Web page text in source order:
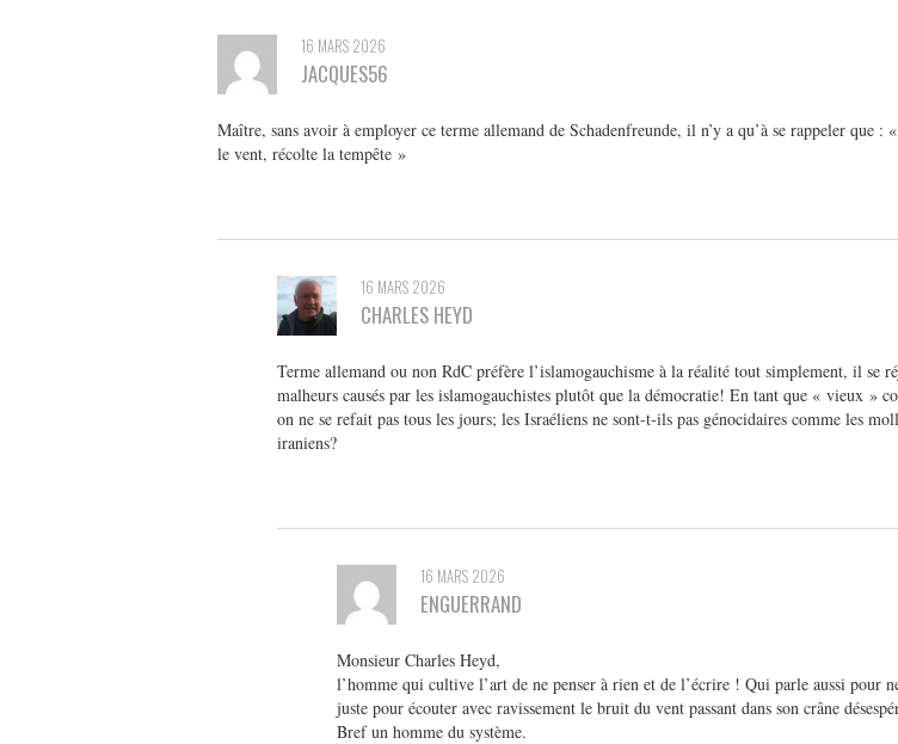
16 MARS 2026
JACQUES56
Maître, sans avoir à employer ce terme allemand de Schadenfreunde, il n’y a qu’à se rappeler que :
le vent, récolte la tempête »
16 MARS 2026
CHARLES HEYD
Terme allemand ou non RdC préfère l’islamogauchisme à la réalité tout simplement, il se
malheurs causés par les islamogauchistes plutôt que la démocratie! En tant que « vieux »
on ne se refait pas tous les jours; les Israéliens ne sont-t-ils pas génocidaires comme les
iraniens?
16 MARS 2026
ENGUERRAND
Monsieur Charles Heyd,
l’homme qui cultive l’art de ne penser à rien et de l’écrire ! Qui parle aussi pour
juste pour écouter avec ravissement le bruit du vent passant dans son crâne
Bref un homme du système.